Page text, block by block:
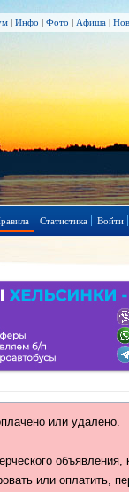
| Инфо | Фото | Афиша |
Статистика Войти
или удалено.
объявления,
или оплатить,